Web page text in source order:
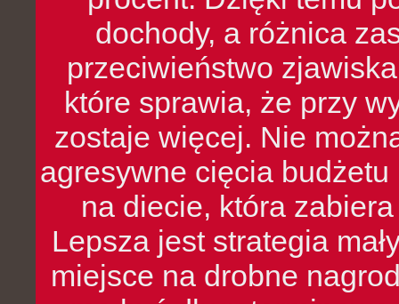
dochody, a różnica
przeciwieństwo
które sprawia, że przy
zostaje więcej. Nie
agresywne cięcia
na diecie, która
Lepsza jest strategia
miejsce na drobne